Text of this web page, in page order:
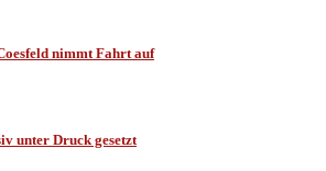
nimmt Fahrt auf
unter Druck gesetzt